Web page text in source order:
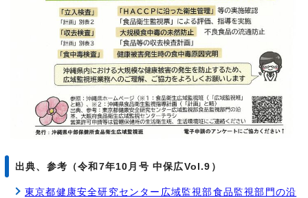
出典、参考（令和7年10月号 中保広Vol.9）
東京都健康安全研究センター広域監視部食品監視部門の沿